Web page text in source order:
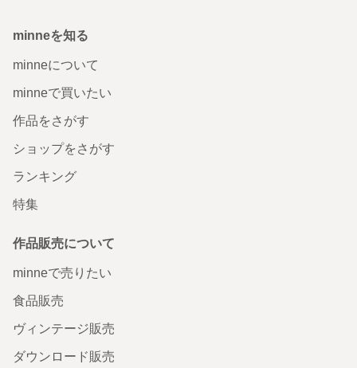
minneを知る
minneについて
minneで買いたい
作品をさがす
ショップをさがす
ランキング
特集
作品販売について
minneで売りたい
食品販売
ヴィンテージ販売
ダウンロード販売